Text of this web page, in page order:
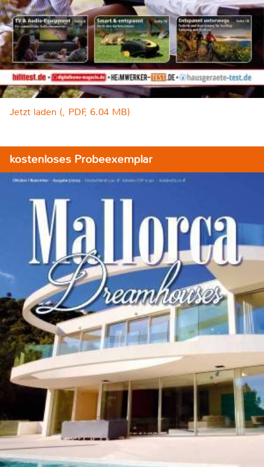
Jetzt laden (, PDF, 6.04 MB)
kostenloses Probeexemplar